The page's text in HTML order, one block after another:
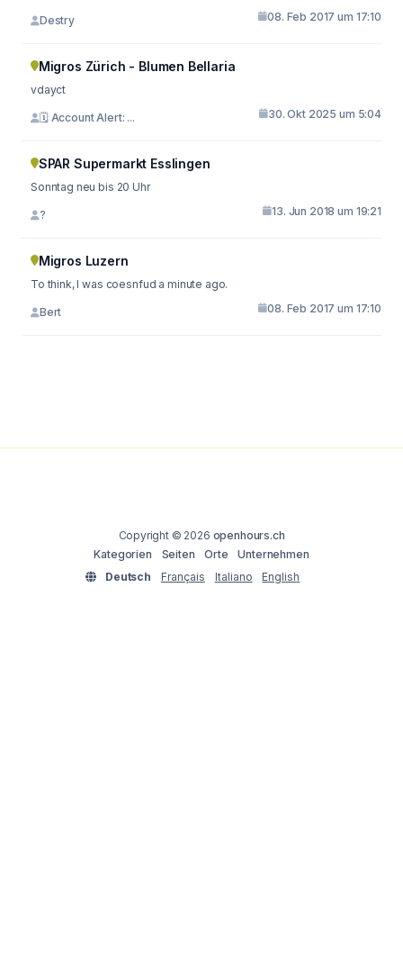
Destry 08. Feb 2017 um 17:10
Migros Zürich - Blumen Bellaria
vdayct
🗓 Account Alert: ... 30. Okt 2025 um 5:04
SPAR Supermarkt Esslingen
Sonntag neu bis 20 Uhr
? 13. Jun 2018 um 19:21
Migros Luzern
To think, I was coesnfud a minute ago.
Bert 08. Feb 2017 um 17:10
Copyright © 2026 openhours.ch
Kategorien
Seiten Orte
Unternehmen
Deutsch
Français Italiano English